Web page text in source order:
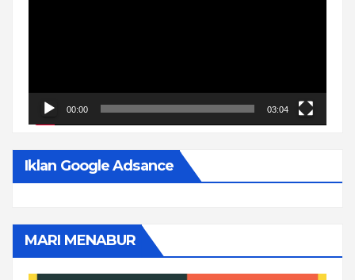
00:00 03:04
Iklan Google Adsance
MARI MENABUR